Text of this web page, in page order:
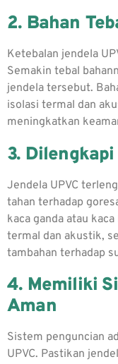
2. Bahan
Ketebalan jendela
Semakin tebal
jendela tersebut.
isolasi termal dan
meningkatkan
3.
Jendela UPVC
tahan terhadap
kaca ganda atau
termal dan akustik,
tambahan terhadap
4. Memiliki
Aman
Sistem penguncian
UPVC. Pastikan